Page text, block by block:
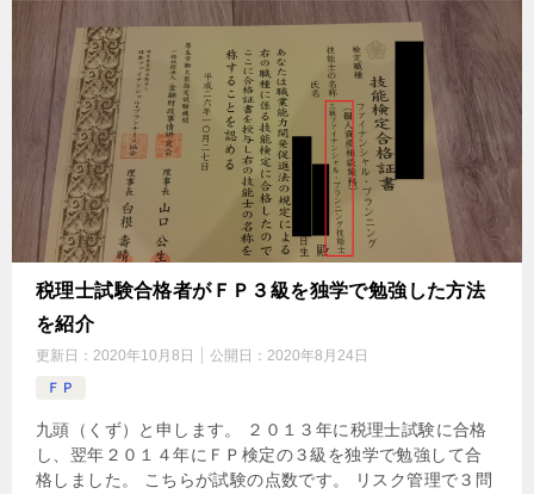
税理士試験合格者がＦＰ３級を独学で勉強した方法
を紹介
更新日： 2020年10月8日 公開日： 2020年8月24日
ＦＰ
九頭（くず）と申します。 ２０１３年に税理士試験に合格
し、翌年２０１４年にＦＰ検定の３級を独学で勉強して合
格しました。 こちらが試験の点数です。 リスク管理で３問